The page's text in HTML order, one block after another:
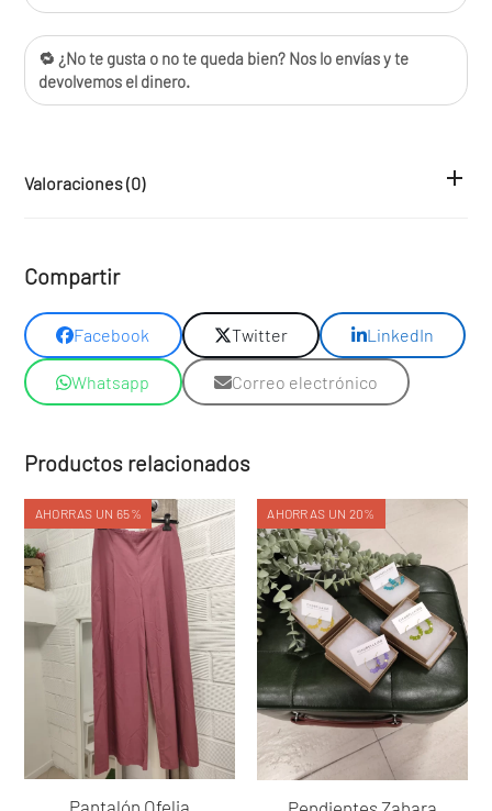
🔁 ¿No te gusta o no te queda bien? Nos lo envías y te
devolvemos el dinero.
Valoraciones (0)
Compartir
Facebook Twitter LinkedIn
Whatsapp Correo electrónico
Productos relacionados
AHORRAS UN 65% AHORRAS UN 20%